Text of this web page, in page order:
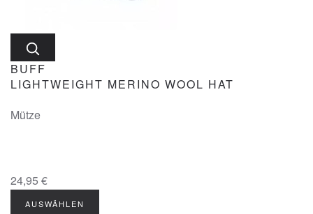
BUFF
LIGHTWEIGHT MERINO WOOL HAT
Mütze
24,95 €
AUSWÄHLEN